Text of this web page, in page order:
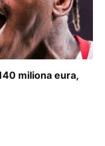
miliona eura,